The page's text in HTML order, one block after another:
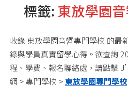
標籤: 東放學園
收錄 東放學園音響專門學校 的最
錄與學員真實留學心得。欲查詢
程、學費、報名聯絡處，請點擊
網 > 專門學校 > 東放學園專門學校